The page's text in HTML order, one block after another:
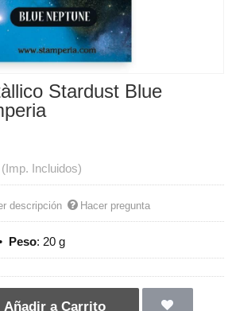
Stardust Blue
(Imp. Incluidos)
descripción Hacer pregunta
Peso: 20 g
Añadir a Carrito